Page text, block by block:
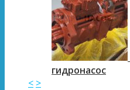
гидронасос
< >